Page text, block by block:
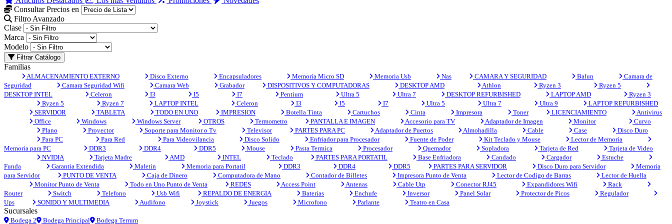
Consultar Precios en
Filtro Avanzado
Clase
Marca
Modelo
Filtrar Catálogo
Familias
ALMACENAMIENTO EXTERNO Disco Externo Encapsuladores Memoria Micro SD Memoria Usb Nas CAMARA Y SEGURIDAD Balun
Camara de
Seguridad
Camara Seguridad Wifi Camara Web Grabador DISPOSITIVOS Y COMPUTADORAS DESKTOP AMD Athlon Ryzen 3
Ryzen 5
DESKTOP INTEL
Celeron I3 I5 I7 Pentium Ultra 5 Ultra 7 DESKTOP REFURBISHED LAPTOP AMD
Ryzen 3
Ryzen 5
Ryzen 7 LAPTOP INTEL Celeron I3 I5 I7 Ultra 5 Ultra 7 Ultra 9
LAPTOP REFURBISHED
SERVIDOR
TABLETA TODO EN UNO IMPRESION Botella Tinta Cartuchos Cinta Impresora Toner LICENCIAMIENTO
Antivirus
Office
Windows Windows Server OTROS Termometro PANTALLA E IMAGEN Accesorio para TV Adaptador de Imagen Monitor
Curvo
Plano
Proyector Soporte para Monitor o Tv Televisor PARTES PARA PC Adaptador de Puertos Almohadilla Cable Case
Disco Duro
Para PC
Para Red Para Videovilancia Disco Solido Enfriador para Procesador Fuente de Poder Kit Teclado y Mouse
Lector de Memoria
Memoria para PC
DDR3 DDR4 DDR5 Mouse Pasta Termica Procesador Quemador Sopladora Tarjeta de Red
Tarjeta de Video
NVIDIA
Tarjeta Madre AMD INTEL Teclado PARTES PARA PORTATIL Base Enfriadora Candado Cargador
Estuche
Funda
Garantia Extendida Maletin Memoria para Portatil DDR3 DDR4 DDR5 PARTES PARA SERVIDOR Disco Duro para Servidor
Memoria
para Servidor
PUNTO DE VENTA Caja de Dinero Computadora de Mano Contador de Billetes Impresora Punto de Venta Lector de Codigo de Barras
Lector de Huella
Monitor Punto de Venta
Todo en Uno Punto de Venta REDES Access Point Antenas Cable Utp Conector RJ45 Expandidores Wifi
Rack
Router
Switch Telefono Usb Wifi REPALDO DE ENERGIA Baterias Enchufe Inversor Panel Solar Protector de Picos
Regulador
Ups
SONIDO Y MULTIMEDIA Audifono Joystick Juegos Microfono Parlante Teatro en Casa
Sucursales
Bodega 2 Bodega Principal Bodega Terrum